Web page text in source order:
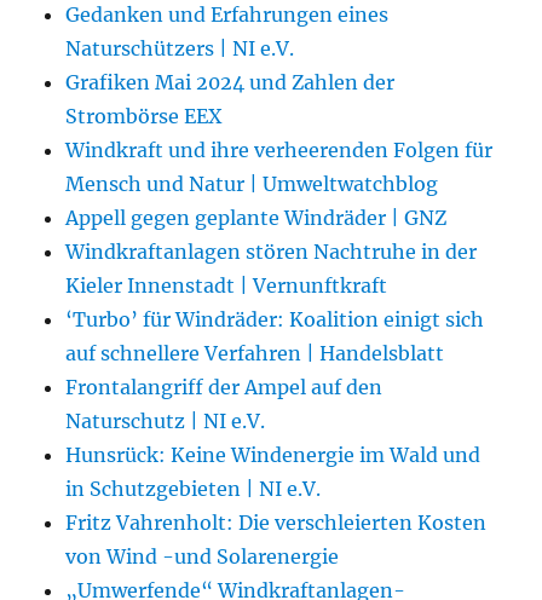
Gedanken und Erfahrungen eines
Naturschützers | NI e.V.
Grafiken Mai 2024 und Zahlen der
Strombörse EEX
Windkraft und ihre verheerenden Folgen für
Mensch und Natur | Umweltwatchblog
Appell gegen geplante Windräder | GNZ
Windkraftanlagen stören Nachtruhe in der
Kieler Innenstadt | Vernunftkraft
‘Turbo’ für Windräder: Koalition einigt sich
auf schnellere Verfahren | Handelsblatt
Frontalangriff der Ampel auf den
Naturschutz | NI e.V.
Hunsrück: Keine Windenergie im Wald und
in Schutzgebieten | NI e.V.
Fritz Vahrenholt: Die verschleierten Kosten
von Wind -und Solarenergie
„Umwerfende“ Windkraftanlagen-